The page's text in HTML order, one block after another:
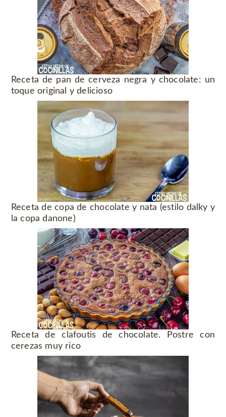
Receta de pan de cerveza negra y chocolate: un
toque original y delicioso
Receta de copa de chocolate y nata (estilo dalky y
la copa danone)
Receta de clafoutis de chocolate. Postre con
cerezas muy rico